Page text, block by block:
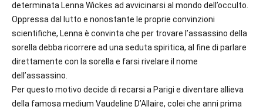
determinata Lenna Wickes ad avvicinarsi al mondo dell’occulto.
Oppressa dal lutto e nonostante le proprie convinzioni
scientifiche, Lenna è convinta che per trovare l’assassino della
sorella debba ricorrere ad una seduta spiritica, al fine di parlare
direttamente con la sorella e farsi rivelare il nome
dell’assassino.
Per questo motivo decide di recarsi a Parigi e diventare allieva
della famosa medium Vaudeline D’Allaire, colei che anni prima